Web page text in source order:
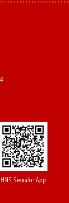
HNS Semafor App